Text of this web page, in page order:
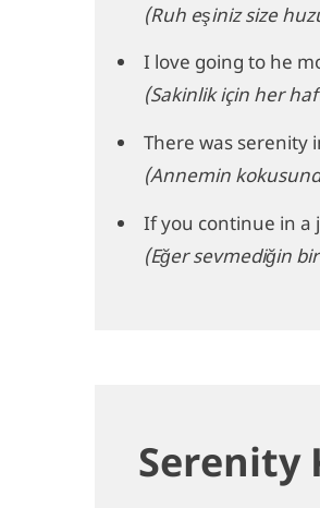
(Ruh eşiniz size
I love going to he
(Sakinlik için her
There was serenity
(Annemin
If you continue in a
(Eğer sevmediğin
Serenity